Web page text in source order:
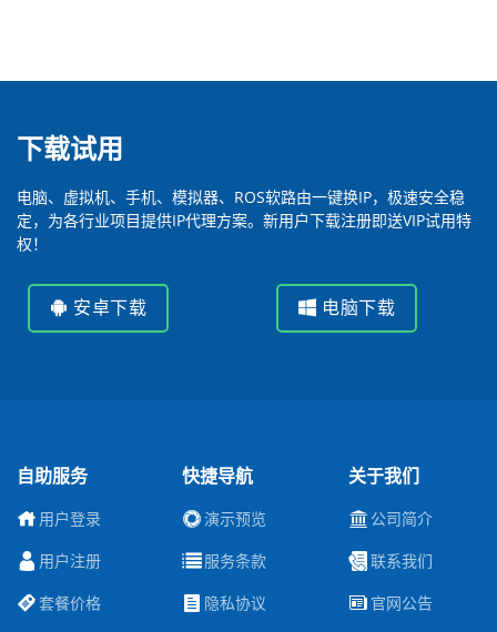
下载试用
电脑、虚拟机、手机、模拟器、ROS软路由一键换IP，极速安全稳
定，为各行业项目提供IP代理方案。新用户下载注册即送VIP试用特
权！
安卓下载 电脑下载
自助服务
用户登录
用户注册
套餐价格
快捷导航
演示预览
服务条款
隐私协议
关于我们
公司简介
联系我们
官网公告